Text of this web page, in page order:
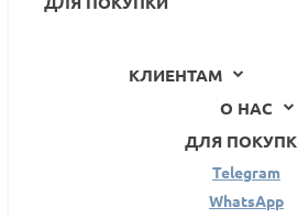
КЛИЕНТАМ
О НАС
ДЛЯ
Telegram
WhatsApp